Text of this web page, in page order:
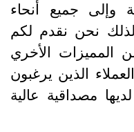
جميع أنحاء
نحن نقدم لكم
الأخري
الذين يرغبون
مصداقية عالية